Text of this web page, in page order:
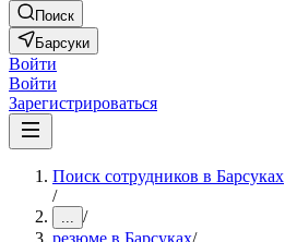
Поиск
Барсуки
Войти
Войти
Зарегистрироваться
Поиск сотрудников в Барсуках
/
... /
резюме в Барсуках/